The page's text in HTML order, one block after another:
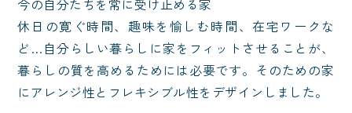
休日の寛ぐ時間、趣味を愉しむ時間、在宅ワークな
ど…自分らしい暮らしに家をフィットさせることが、
暮らしの質を高めるためには必要です。そのための家
にアレンジ性とフレキシブル性をデザインしました。